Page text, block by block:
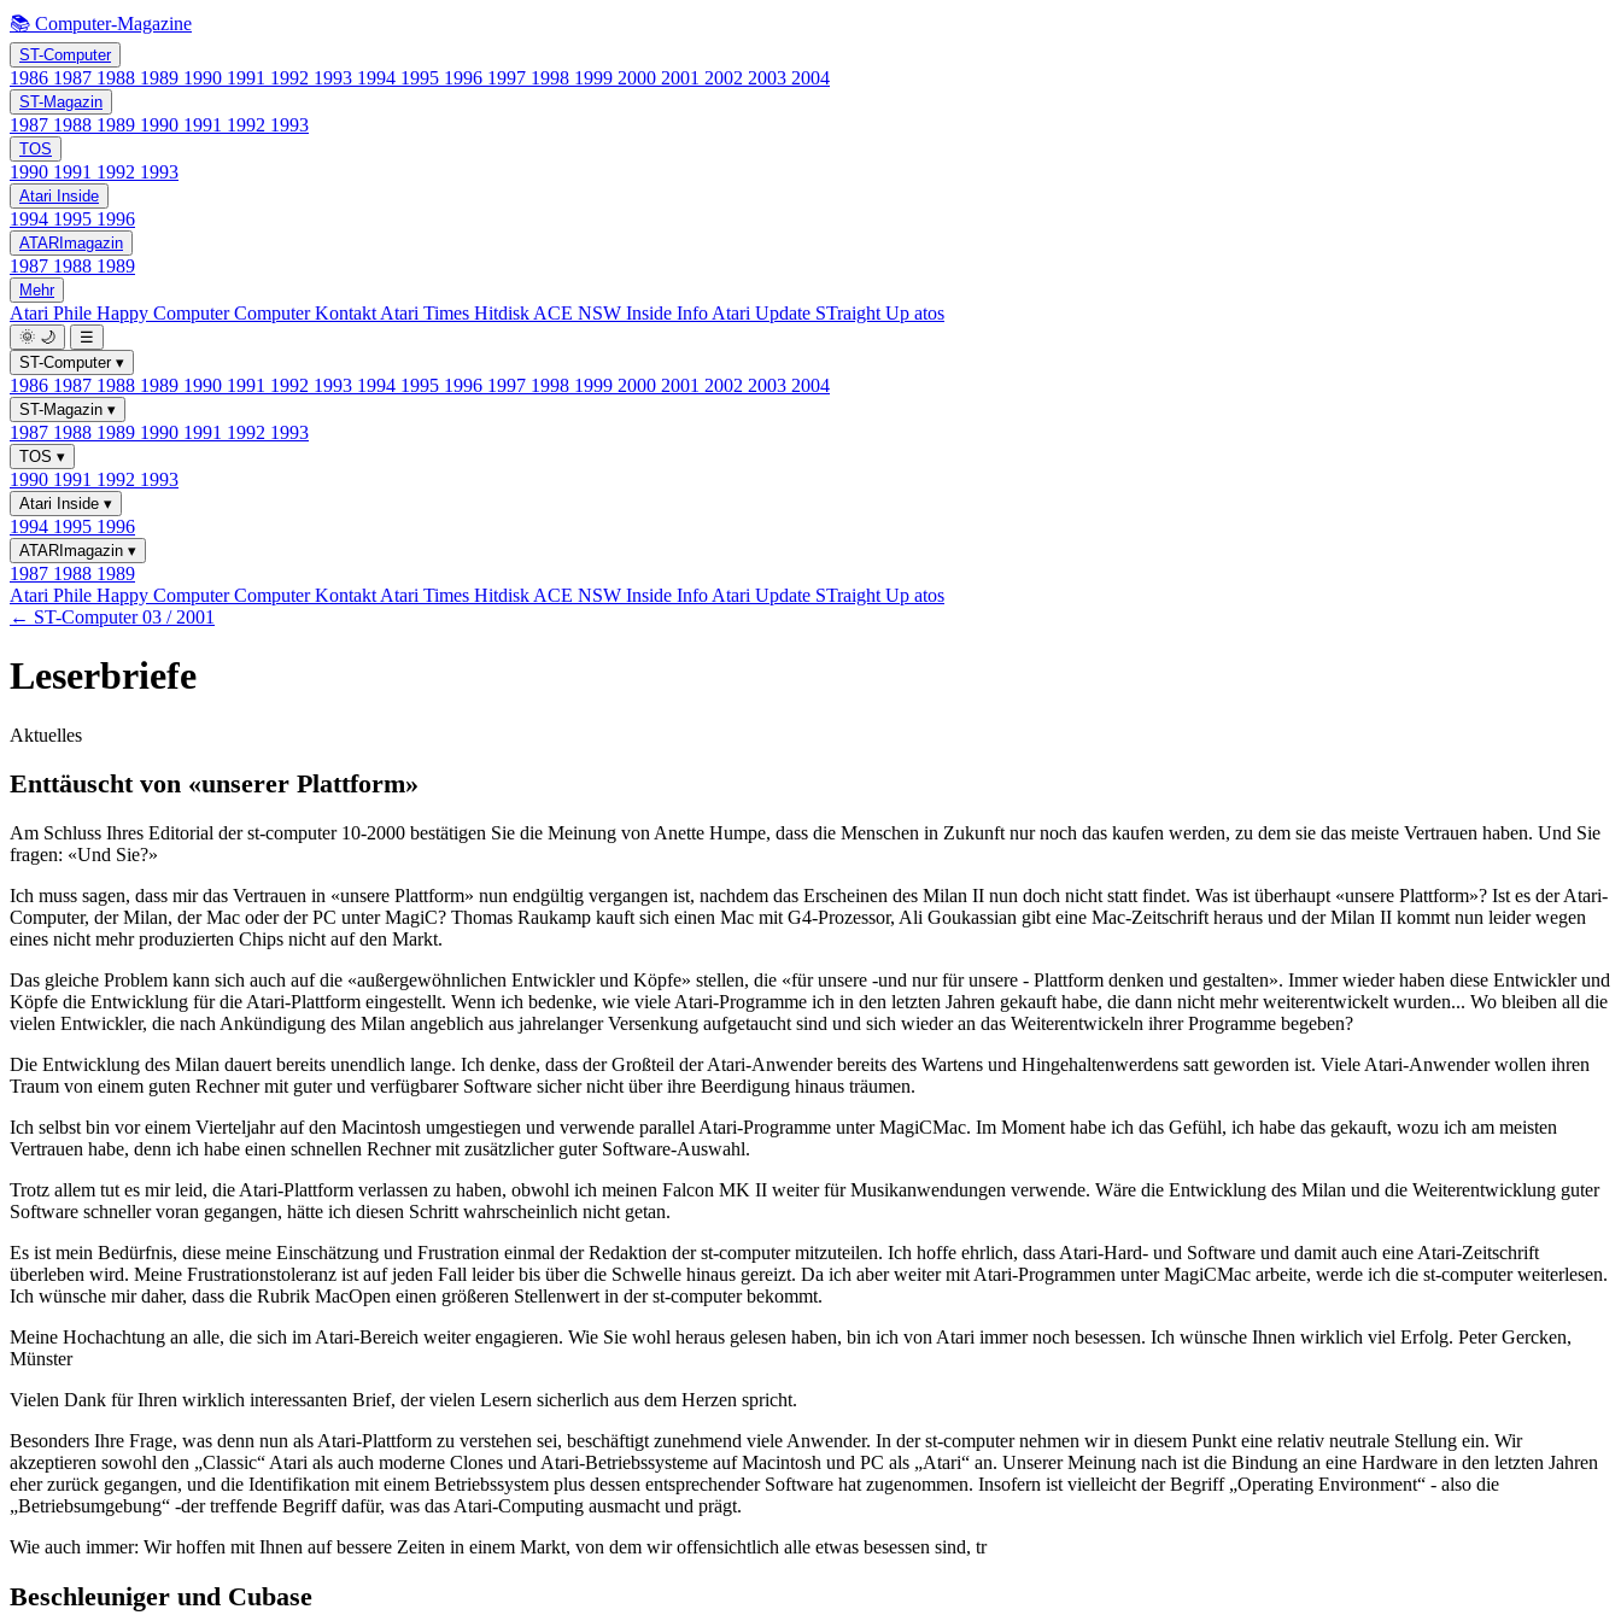
📚 Computer-Magazine
ST-Computer
1986 1987 1988 1989 1990 1991 1992 1993 1994 1995 1996 1997 1998 1999 2000 2001 2002 2003 2004
ST-Magazin
1987 1988 1989 1990 1991 1992 1993
TOS
1990 1991 1992 1993
Atari Inside
1994 1995 1996
ATARImagazin
1987 1988 1989
Mehr
Atari Phile Happy ComputerComputer Kontakt Atari Times Hitdisk ACE NSW Inside Info Atari Update STraight Up atos
🌞 🌙
☰
ST-Computer ▾
1986 1987 1988 1989 1990 1991 1992 1993 1994 1995 1996 1997 1998 1999 2000 2001 2002 2003 2004
ST-Magazin ▾
1987 1988 1989 1990 1991 1992 1993
TOS ▾
1990 1991 1992 1993
Atari Inside ▾
1994 1995 1996
ATARImagazin ▾
1987 1988 1989
Atari Phile Happy ComputerComputer Kontakt Atari Times Hitdisk ACE NSW Inside Info Atari Update STraight Up atos
← ST-Computer 03 / 2001
Leserbriefe
Aktuelles
Enttäuscht von «unserer Plattform»
Am Schluss Ihres Editorial der st-computer 10-2000 bestätigen Sie die Meinung von Anette Humpe, dass die Menschen in Zukunft nur noch das kaufen werden, zu dem sie das meiste Vertrauen haben. Und Sie
fragen: «Und Sie?»
Ich muss sagen, dass mir das Vertrauen in «unsere Plattform» nun endgültig vergangen ist, nachdem das Erscheinen des Milan II nun doch nicht statt findet. Was ist überhaupt «unsere Plattform»? Ist es der Atari-
Computer, der Milan, der Mac oder der PC unter MagiC? Thomas Raukamp kauft sich einen Mac mit G4-Prozessor, Ali Goukassian gibt eine Mac-Zeitschrift heraus und der Milan II kommt nun leider wegen
eines nicht mehr produzierten Chips nicht auf den Markt.
Das gleiche Problem kann sich auch auf die «außergewöhnlichen Entwickler und Köpfe» stellen, die «für unsere -und nur für unsere - Plattform denken und gestalten». Immer wieder haben diese Entwickler und
Köpfe die Entwicklung für die Atari-Plattform eingestellt. Wenn ich bedenke, wie viele Atari-Programme ich in den letzten Jahren gekauft habe, die dann nicht mehr weiterentwickelt wurden... Wo bleiben all die
vielen Entwickler, die nach Ankündigung des Milan angeblich aus jahrelanger Versenkung aufgetaucht sind und sich wieder an das Weiterentwickeln ihrer Programme begeben?
Die Entwicklung des Milan dauert bereits unendlich lange. Ich denke, dass der Großteil der Atari-Anwender bereits des Wartens und Hingehaltenwerdens satt geworden ist. Viele Atari-Anwender wollen ihren
Traum von einem guten Rechner mit guter und verfügbarer Software sicher nicht über ihre Beerdigung hinaus träumen.
Ich selbst bin vor einem Vierteljahr auf den Macintosh umgestiegen und verwende parallel Atari-Programme unter MagiCMac. Im Moment habe ich das Gefühl, ich habe das gekauft, wozu ich am meisten
Vertrauen habe, denn ich habe einen schnellen Rechner mit zusätzlicher guter Software-Auswahl.
Trotz allem tut es mir leid, die Atari-Plattform verlassen zu haben, obwohl ich meinen Falcon MK II weiter für Musikanwendungen verwende. Wäre die Entwicklung des Milan und die Weiterentwicklung guter
Software schneller voran gegangen, hätte ich diesen Schritt wahrscheinlich nicht getan.
Es ist mein Bedürfnis, diese meine Einschätzung und Frustration einmal der Redaktion der st-computer mitzuteilen. Ich hoffe ehrlich, dass Atari-Hard- und Software und damit auch eine Atari-Zeitschrift
überleben wird. Meine Frustrationstoleranz ist auf jeden Fall leider bis über die Schwelle hinaus gereizt. Da ich aber weiter mit Atari-Programmen unter MagiCMac arbeite, werde ich die st-computer weiterlesen.
Ich wünsche mir daher, dass die Rubrik MacOpen einen größeren Stellenwert in der st-computer bekommt.
Meine Hochachtung an alle, die sich im Atari-Bereich weiter engagieren. Wie Sie wohl heraus gelesen haben, bin ich von Atari immer noch besessen. Ich wünsche Ihnen wirklich viel Erfolg. Peter Gercken,
Münster
Vielen Dank für Ihren wirklich interessanten Brief, der vielen Lesern sicherlich aus dem Herzen spricht.
Besonders Ihre Frage, was denn nun als Atari-Plattform zu verstehen sei, beschäftigt zunehmend viele Anwender. In der st-computer nehmen wir in diesem Punkt eine relativ neutrale Stellung ein. Wir
akzeptieren sowohl den „Classic“ Atari als auch moderne Clones und Atari-Betriebssysteme auf Macintosh und PC als „Atari“ an. Unserer Meinung nach ist die Bindung an eine Hardware in den letzten Jahren
eher zurück gegangen, und die Identifikation mit einem Betriebssystem plus dessen entsprechender Software hat zugenommen. Insofern ist vielleicht der Begriff „Operating Environment“ - also die
„Betriebsumgebung“ -der treffende Begriff dafür, was das Atari-Computing ausmacht und prägt.
Wie auch immer: Wir hoffen mit Ihnen auf bessere Zeiten in einem Markt, von dem wir offensichtlich alle etwas besessen sind, tr
Beschleuniger und Cubase